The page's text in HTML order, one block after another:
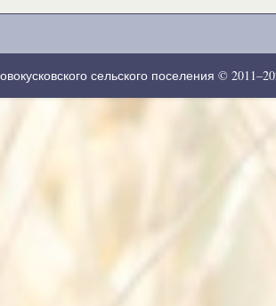
сельского поселения ©